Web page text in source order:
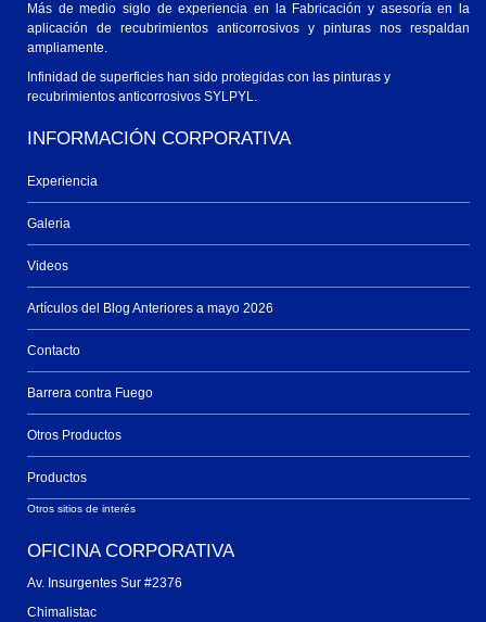
Más de medio siglo de experiencia en la Fabricación y asesoría en la
aplicación de recubrimientos anticorrosivos y pinturas nos respaldan
ampliamente.
Infinidad de superficies han sido protegidas con las pinturas y
recubrimientos anticorrosivos SYLPYL.
INFORMACIÓN CORPORATIVA
Experiencia
Galeria
Videos
Artículos del Blog Anteriores a mayo 2026
Contacto
Barrera contra Fuego
Otros Productos
Productos
Otros sitios de interés
OFICINA CORPORATIVA
Av. Insurgentes Sur #2376
Chimalistac